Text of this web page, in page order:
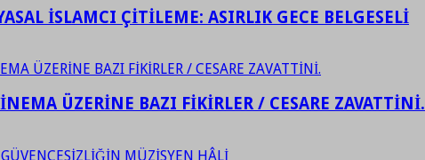
İSLAMCI ÇİTİLEME: ASIRLIK GECE BELGESELİ
ÜZERİNE BAZI FİKİRLER / CESARE ZAVATTİNİ.